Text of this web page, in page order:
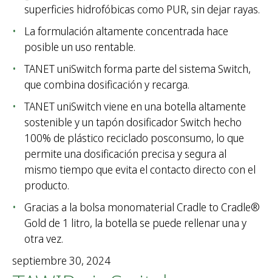
superficies hidrofóbicas como PUR, sin dejar rayas.
La formulación altamente concentrada hace
posible un uso rentable.
TANET uniSwitch forma parte del sistema Switch,
que combina dosificación y recarga.
TANET uniSwitch viene en una botella altamente
sostenible y un tapón dosificador Switch hecho
100% de plástico reciclado posconsumo, lo que
permite una dosificación precisa y segura al
mismo tiempo que evita el contacto directo con el
producto.
Gracias a la bolsa monomaterial Cradle to Cradle®
Gold de 1 litro, la botella se puede rellenar una y
otra vez.
septiembre 30, 2024